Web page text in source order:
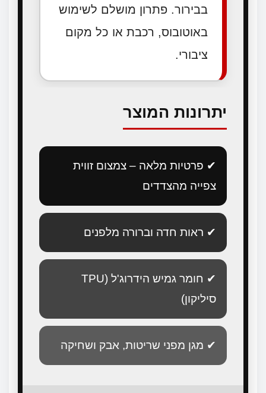
בבירור. פתרון מושלם לשימוש
באוטובוס, רכבת או כל מקום
ציבורי.
יתרונות המוצר
✔ פרטיות מלאה – צמצום זווית
צפייה מהצדדים
✔ ראות חדה וברורה מלפנים
✔ חומר גמיש הידרוג'ל (TPU
סיליקון)
✔ מגן מפני שריטות, אבק ושחיקה